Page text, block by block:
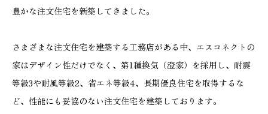
豊かな注文住宅を新築してきました。
さまざまな注文住宅を建築する工務店がある中、エスコネクトの
家はデザイン性だけでなく、第1種換気（澄家）を採用し、耐震
等級3や耐風等級2、省エネ等級4、長期優良住宅を取得するな
ど、性能にも妥協のない注文住宅を建築しております。